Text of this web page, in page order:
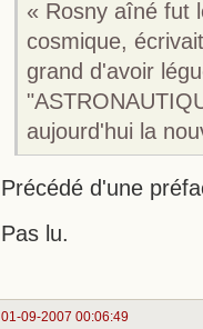
« Rosny aîné fut
cosmique,
grand d'avoir
aujourd'hui la
Précédé d'une
Pas lu.
01-09-2007 00:06:49